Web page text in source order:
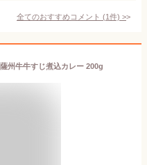
全てのおすすめコメント (1件) >
州牛牛すじ煮込カレー 200g